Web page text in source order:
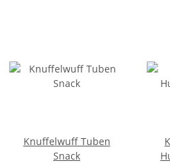
Knuffelwuff Tuben
Snack